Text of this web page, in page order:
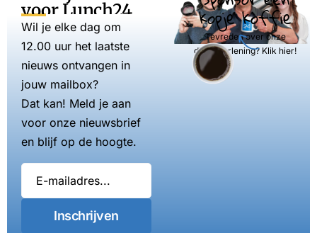
voor Lunch24
Wil je elke dag om
12.00 uur het laatste
nieuws ontvangen in
jouw mailbox?
Dat kan! Meld je aan
voor onze nieuwsbrief
en blijf op de hoogte.
Inschrijven
kopje koffie
Tevreden over onze
dienstverlening? Klik hier!